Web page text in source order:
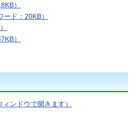
）
ド：20KB）
）
ンドウで開きます）